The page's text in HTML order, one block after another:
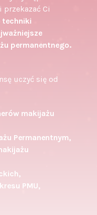
Ci
techniki
permanentnego.
uczyć się od
makijażu
Permanentnym,
PMU,